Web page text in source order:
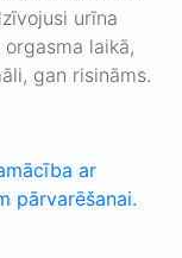
urīna
laikā,
gan risināms.